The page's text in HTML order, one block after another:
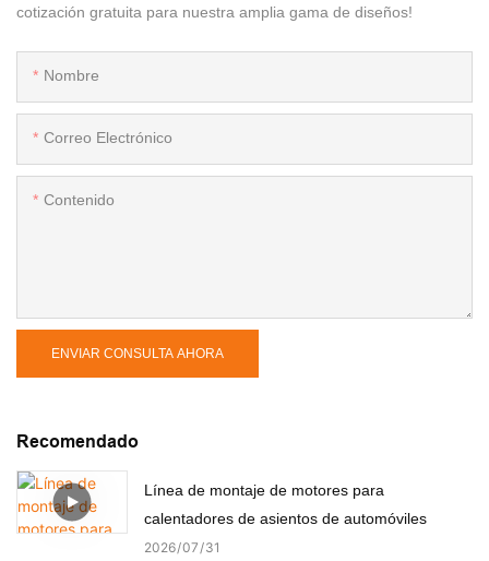
cotización gratuita para nuestra amplia gama de diseños!
Nombre
Correo Electrónico
Contenido
ENVIAR CONSULTA AHORA
Recomendado
Línea de montaje de motores para
calentadores de asientos de automóviles
2026 07 31